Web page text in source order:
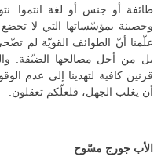
طائفة أو جنس أو لغة انتموا.
وحصينة بمؤسّساتها التي لا
علّمنا أنّ الطوائف القويّة لم
بل من أجل مصالحها الضيّقة.
قرنين كافية لتهدينا إلى عدم
أن يغلب الجهل، فلعلّكم تعقلون.
الأب جورج مسّوح